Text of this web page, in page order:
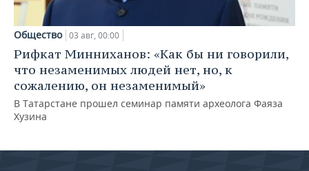
Общество 03 авг, 00:00
Рифкат Минниханов: «Как бы ни говорили,
что незаменимых людей нет, но, к
сожалению, он незаменимый»
В Татарстане прошел семинар памяти археолога Фаяза
Хузина